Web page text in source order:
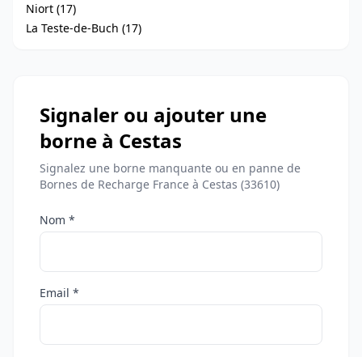
Niort (17)
La Teste-de-Buch (17)
Signaler ou ajouter une
borne à Cestas
Signalez une borne manquante ou en panne de
Bornes de Recharge France à Cestas (33610)
Nom *
Email *